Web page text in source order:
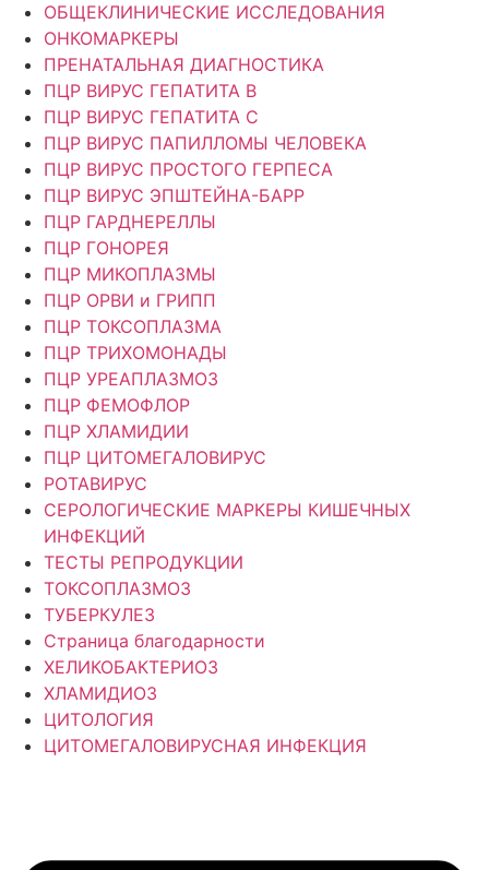
ОБЩЕКЛИНИЧЕСКИЕ ИССЛЕДОВАНИЯ
ОНКОМАРКЕРЫ
ПРЕНАТАЛЬНАЯ ДИАГНОСТИКА
ПЦР ВИРУС ГЕПАТИТА B
ПЦР ВИРУС ГЕПАТИТА C
ПЦР ВИРУС ПАПИЛЛОМЫ ЧЕЛОВЕКА
ПЦР ВИРУС ПРОСТОГО ГЕРПЕСА
ПЦР ВИРУС ЭПШТЕЙНА-БАРР
ПЦР ГАРДНЕРЕЛЛЫ
ПЦР ГОНОРЕЯ
ПЦР МИКОПЛАЗМЫ
ПЦР ОРВИ и ГРИПП
ПЦР ТОКСОПЛАЗМА
ПЦР ТРИХОМОНАДЫ
ПЦР УРЕАПЛАЗМОЗ
ПЦР ФЕМОФЛОР
ПЦР ХЛАМИДИИ
ПЦР ЦИТОМЕГАЛОВИРУС
РОТАВИРУС
СЕРОЛОГИЧЕСКИЕ МАРКЕРЫ КИШЕЧНЫХ
ИНФЕКЦИЙ
ТЕСТЫ РЕПРОДУКЦИИ
ТОКСОПЛАЗМОЗ
ТУБЕРКУЛЕЗ
Страница благодарности
ХЕЛИКОБАКТЕРИОЗ
ХЛАМИДИОЗ
ЦИТОЛОГИЯ
ЦИТОМЕГАЛОВИРУСНАЯ ИНФЕКЦИЯ